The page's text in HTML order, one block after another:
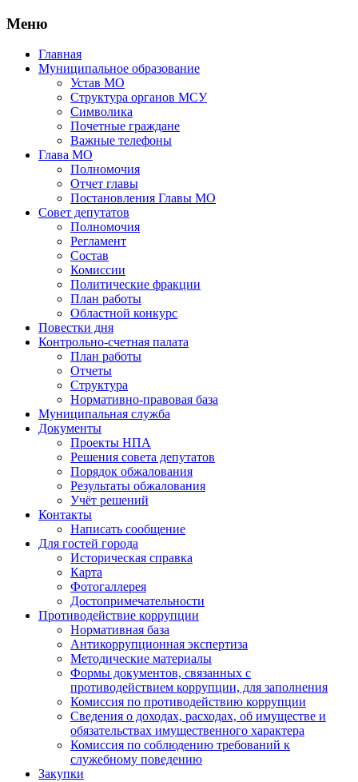
Меню
Главная
Муниципальное образование
Устав МО
Структура органов МСУ
Символика
Почетные граждане
Важные телефоны
Глава МО
Полномочия
Отчет главы
Постановления Главы МО
Совет депутатов
Полномочия
Регламент
Состав
Комиссии
Политические фракции
План работы
Областной конкурс
Повестки дня
Контрольно-счетная палата
План работы
Отчеты
Структура
Нормативно-правовая база
Муниципальная служба
Документы
Проекты НПА
Решения совета депутатов
Порядок обжалования
Результаты обжалования
Учёт решений
Контакты
Написать сообщение
Для гостей города
Историческая справка
Карта
Фотогаллерея
Достопримечательности
Противодействие коррупции
Нормативная база
Антикоррупционная экспертиза
Методические материалы
Формы документов, связанных с
противодействием коррупции, для заполнения
Комиссия по противодействию коррупции
Сведения о доходах, расходах, об имуществе и
обязательствах имущественного характера
Комиссия по соблюдению требований к
служебному поведению
Закупки